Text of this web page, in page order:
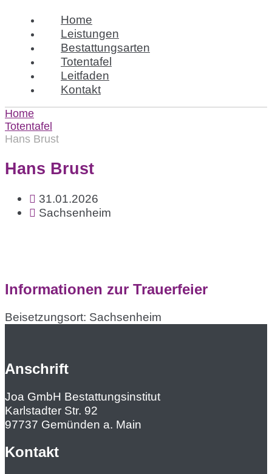
Home
Leistungen
Bestattungsarten
Totentafel
Leitfaden
Kontakt
Home
Totentafel
Hans Brust
Hans Brust
31.01.2026
Sachsenheim
Informationen zur Trauerfeier
Beisetzungsort: Sachsenheim
Anschrift
Joa GmbH Bestattungsinstitut
Karlstadter Str. 92
97737 Gemünden a. Main
Kontakt